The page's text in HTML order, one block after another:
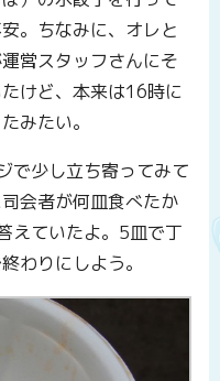
。ちなみに、オレと
営スタッフさんにそ
けど、本来は16時に
みたい。
で少し立ち寄ってみて
会者が何皿食べたか
えていたよ。5皿で丁
わりにしよう。